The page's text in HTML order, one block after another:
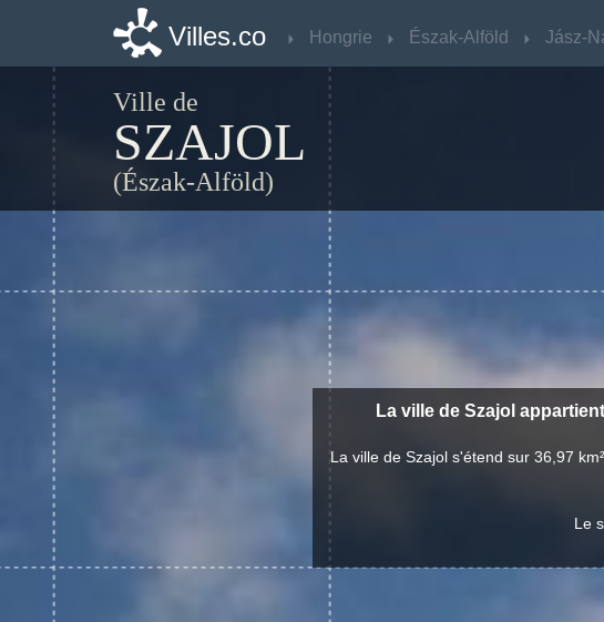
Villes.co Hongrie Észak-Alföld
Ville de
SZAJOL
(Észak-Alföld)
La ville de Szajol
La ville de Szajol s'étend sur 36,97
Le
Villes.co Hongrie Észak-Alföld